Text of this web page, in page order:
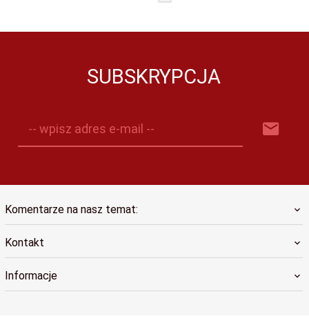
SUBSKRYPCJA
-- wpisz adres e-mail --
Komentarze na nasz temat:
Kontakt
Informacje